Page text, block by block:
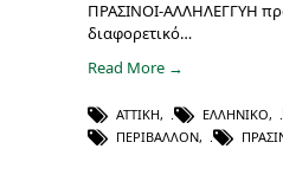
ΠΡΑΣΙΝΟΙ-ΑΛΛΗΛΕΓΓΥΗ
διαφορετικό…
Read More →
ΑΤΤΙΚΉ, ΕΛΛΗΝΙΚΌ,
ΠΕΡΙΒΆΛΛΟΝ,